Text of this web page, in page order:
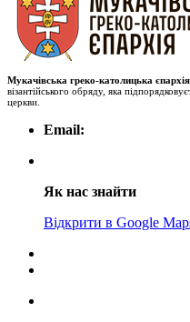
Мукачівська греко-католицька єпархія
візантійського обряду, яка
церкви.
Email:
Як нас знайти
Відкрити в Google